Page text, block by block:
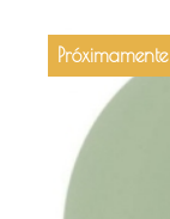
Próximamente